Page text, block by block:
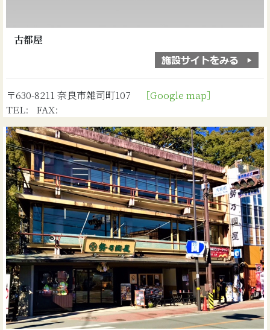
古都屋
〒630-8211 奈良市雑司町107
［Google map］
TEL: FAX: